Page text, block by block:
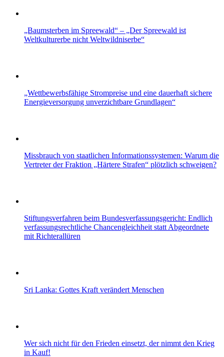
„Baumsterben im Spreewald“ – „Der Spreewald ist
Weltkulturerbe nicht Weltwildniserbe“
„Wettbewerbsfähige Strompreise und eine dau­erhaft sichere
Energieversorgung unverzichtbare Grundlagen“
Missbrauch von staatlichen Informationssystemen: Warum die
Vertreter der Fraktion „Härtere Strafen“ plötzlich schweigen?
Stiftungsverfahren beim Bundesverfassungsgericht: Endlich
verfassungsrechtliche Chancengleichheit statt Abgeordnete
mit Richterallüren
Sri Lanka: Gottes Kraft verändert Menschen
Wer sich nicht für den Frieden einsetzt, der nimmt den Krieg
in Kauf!